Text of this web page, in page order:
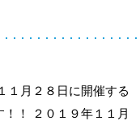
１月２８日に開催する
！ ２０１９年１１月